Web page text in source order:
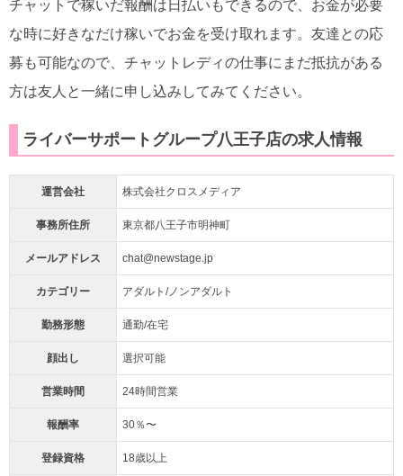
チャットで稼いだ報酬は日払いもできるので、お金が必要
な時に好きなだけ稼いでお金を受け取れます。友達との応
募も可能なので、チャットレディの仕事にまだ抵抗がある
方は友人と一緒に申し込みしてみてください。
ライバーサポートグループ八王子店の求人情報
運営会社 株式会社クロスメディア
事務所住所 東京都八王子市明神町
メールアドレス chat@newstage.jp
カテゴリー アダルト/ノンアダルト
勤務形態 通勤/在宅
顔出し 選択可能
営業時間 24時間営業
報酬率 30％〜
登録資格 18歳以上